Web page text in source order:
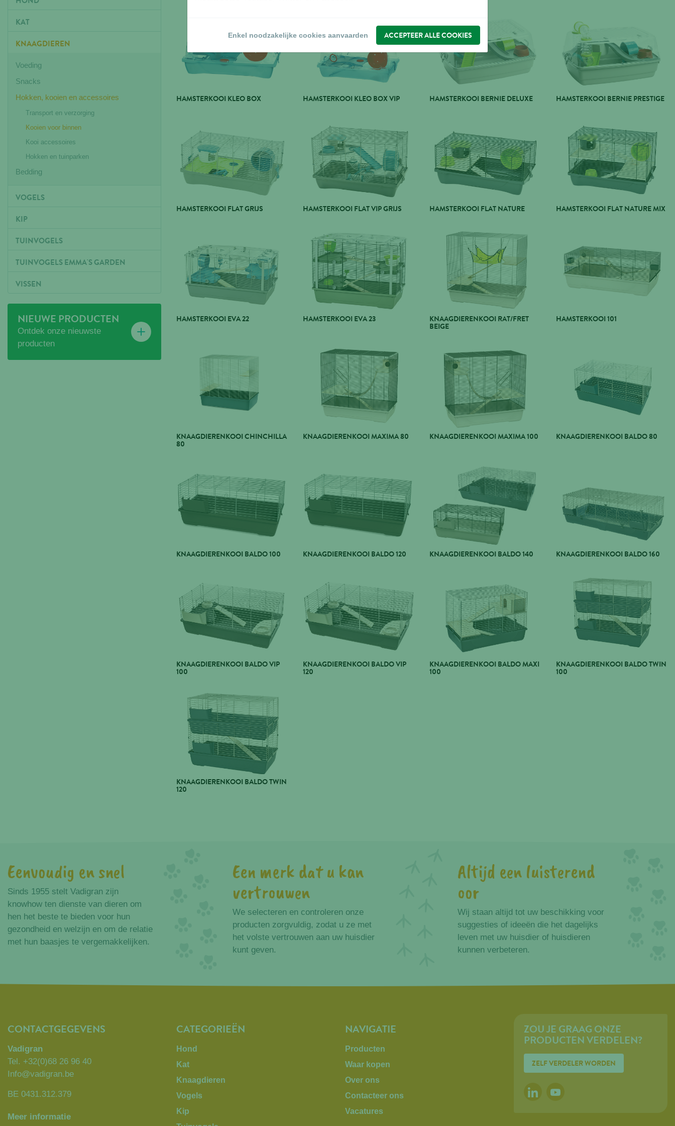
KAT
KNAAGDIEREN
Voeding
Snacks
Hokken, kooien en accessoires
Transport en verzorging
Kooien voor binnen
Kooi accessoires
Hokken en tuinparken
Bedding
VOGELS
KIP
TUINVOGELS
TUINVOGELS EMMA'S GARDEN
VISSEN
NIEUWE PRODUCTEN
Ontdek onze nieuwste
producten
HAMSTERKOOI KLEO BOX HAMSTERKOOI KLEO BOX VIP HAMSTERKOOI BERNIE DELUXE HAMSTERKOOI BERNIE PRESTIGE
HAMSTERKOOI FLAT GRIJS HAMSTERKOOI FLAT VIP GRIJS HAMSTERKOOI FLAT NATURE HAMSTERKOOI FLAT NATURE MIX
HAMSTERKOOI EVA 22 HAMSTERKOOI EVA 23 KNAAGDIERENKOOI RAT/FRET
BEIGE
HAMSTERKOOI 101
KNAAGDIERENKOOI CHINCHILLA
80
KNAAGDIERENKOOI MAXIMA 80 KNAAGDIERENKOOI MAXIMA 100 KNAAGDIERENKOOI BALDO 80
KNAAGDIERENKOOI BALDO 100 KNAAGDIERENKOOI BALDO 120 KNAAGDIERENKOOI BALDO 140 KNAAGDIERENKOOI BALDO 160
KNAAGDIERENKOOI BALDO VIP
100
KNAAGDIERENKOOI BALDO VIP
120
KNAAGDIERENKOOI BALDO MAXI
100
KNAAGDIERENKOOI BALDO TWIN
100
KNAAGDIERENKOOI BALDO TWIN
120
Voordelen
Eenvoudig en snel
Sinds 1955 stelt Vadigran zijn
knowhow ten dienste van dieren om
hen het beste te bieden voor hun
gezondheid en welzijn en om de relatie
met hun baasjes te vergemakkelijken.
Een merk dat u kan
vertrouwen
We selecteren en controleren onze
producten zorgvuldig, zodat u ze met
het volste vertrouwen aan uw huisdier
kunt geven.
Altijd een luisterend
oor
Wij staan altijd tot uw beschikking voor
suggesties of ideeën die het dagelijks
leven met uw huisdier of huisdieren
kunnen verbeteren.
CONTACTGEGEVENS
Vadigran
Tel. +32(0)68 26 96 40
Info@vadigran.be
BE 0431.312.379
Meer informatie
CATEGORIEËN
Hond
Kat
Knaagdieren
Vogels
Kip
NAVIGATIE
Producten
Waar kopen
Over ons
Contacteer ons
Vacatures
ZOU JE GRAAG ONZE
PRODUCTEN VERDELEN?
ZELF VERDELER WORDEN
LINKEDINYOUTUBE
Enkel noodzakelijke cookies aanvaarden ACCEPTEER ALLE COOKIES